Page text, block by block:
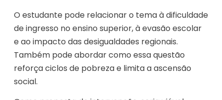
O estudante pode relacionar o tema à dificuldade
de ingresso no ensino superior, à evasão escolar
e ao impacto das desigualdades regionais.
Também pode abordar como essa questão
reforça ciclos de pobreza e limita a ascensão
social.